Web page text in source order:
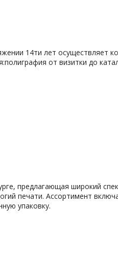
14ти лет осуществляет
от визитки до
предлагающая широкий
печати. Ассортимент
упаковку.